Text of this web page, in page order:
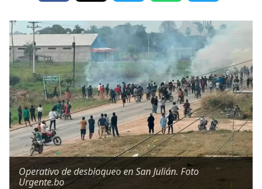
Operativo de desbloqueo en San Julián. Foto
Urgente.bo